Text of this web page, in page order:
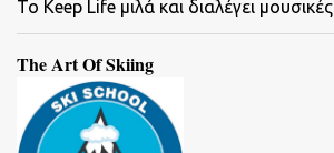
To Keep Life μιλά και διαλέγει μουσικές
The Art Of Skiing